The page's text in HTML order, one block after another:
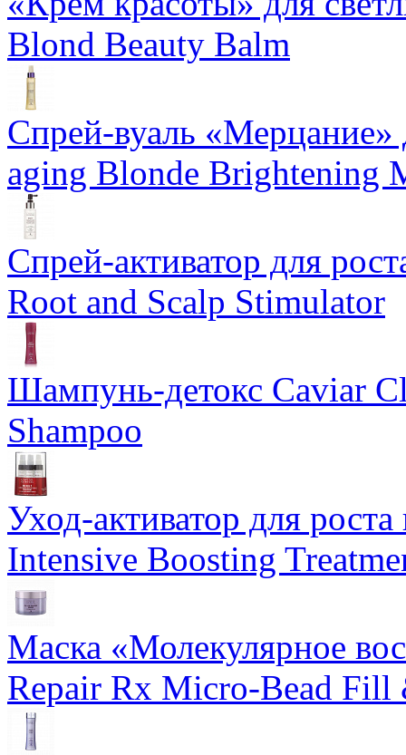
Blond Beauty Balm
Спрей-вуаль «Мерцание»
aging Blonde Brightening
Спрей-активатор для
Root and Scalp Stimulator
Шампунь-детокс Caviar
Shampoo
Уход-активатор для
Intensive Boosting
Маска «Молекулярное
Repair Rx Micro-Bead Fill